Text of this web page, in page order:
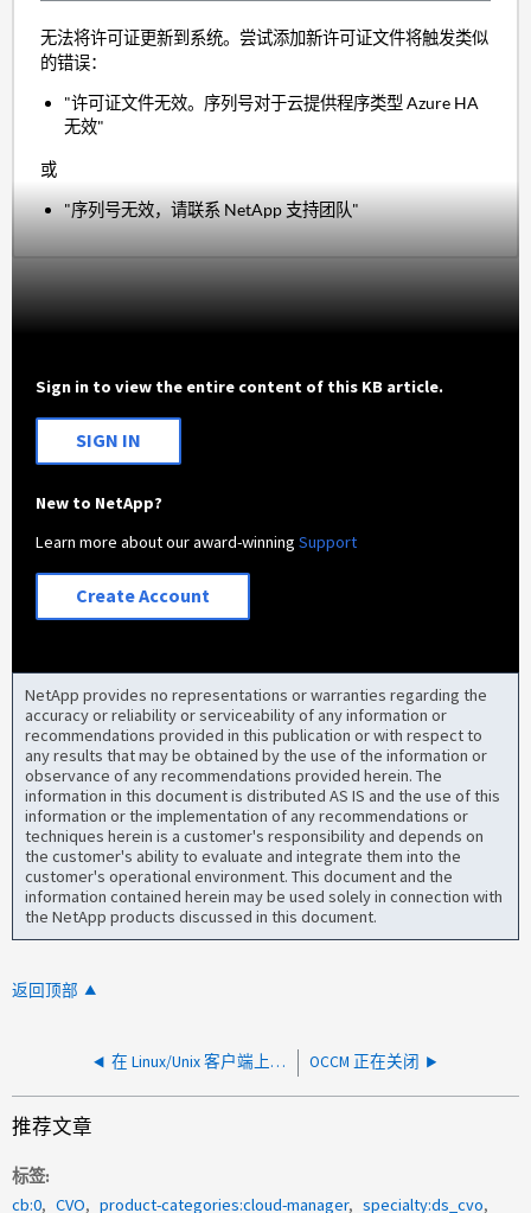
无法将许可证更新到系统。尝试添加新许可证文件将触发类似
的错误：
"许可证文件无效。序列号对于云提供程序类型 Azure HA
无效"
或
"序列号无效，请联系 NetApp 支持团队"
Sign in to view the entire content of this KB article.
SIGN IN
New to NetApp?
Learn more about our award-winningSupport
Create Account
NetApp provides no representations or warranties regarding the
accuracy or reliability or serviceability of any information or
recommendations provided in this publication or with respect to
any results that may be obtained by the use of the information or
observance of any recommendations provided herein. The
information in this document is distributed AS IS and the use of this
information or the implementation of any recommendations or
techniques herein is a customer's responsibility and depends on
the customer's ability to evaluate and integrate them into the
customer's operational environment. This document and the
information contained herein may be used solely in connection with
the NetApp products discussed in this document.
返回顶部
在 Linux/Unix 客户端上挂载 CIFS 共享失败，并显示 "permission denied" 错误 OCCM 正在关闭
推荐文章
标签
cb:0
CVO product-categories:cloud-manager
specialty:ds_cvo